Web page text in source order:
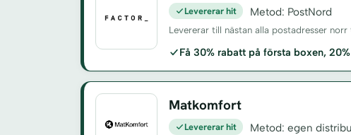
Levererar hit Metod: PostNord
Levererar till nästan alla postadresser
Få 30% rabatt på första boxen,
Matkomfort
Levererar hit Metod: egen